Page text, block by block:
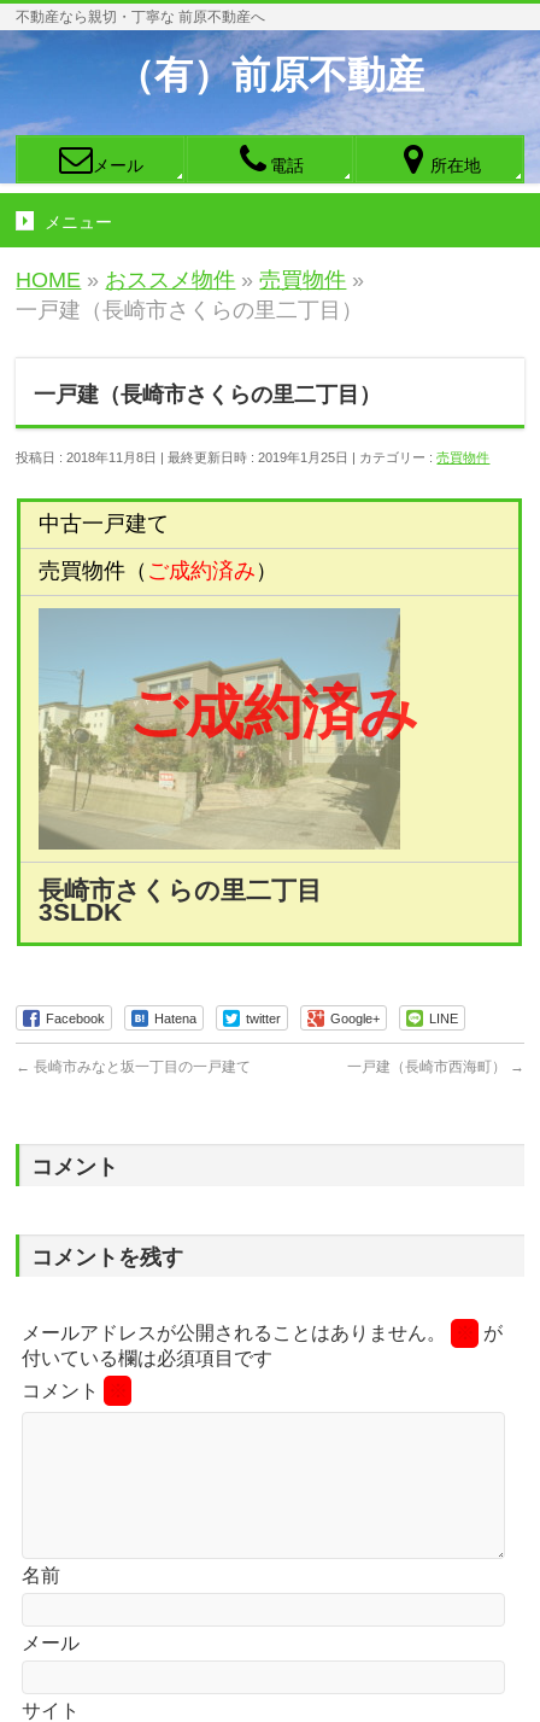
不動産なら親切・丁寧な 前原不動産へ
（有）前原不動産
メール 電話 所在地
メニュー
HOME » おススメ物件 » 売買物件 »
一戸建（長崎市さくらの里二丁目）
一戸建（長崎市さくらの里二丁目）
投稿日 : 2018年11月8日 最終更新日時 : 2019年1月25日 カテゴリー :売買物件
中古一戸建て
売買物件（ ご成約済み ）
ご成約済み
長崎市さくらの里二丁目
3SLDK
Facebook Hatena twitter Google+ LINE
← 長崎市みなと坂一丁目の一戸建て 一戸建（長崎市西海町） →
コメント
コメントを残す
メールアドレスが公開されることはありません。 ※
が
付いている欄は必須項目です
コメント
※
名前
メール
サイト